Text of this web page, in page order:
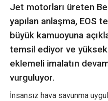
Jet motorları üreten
yapılan anlaşma, EOS
büyük kamuoyuna
temsil ediyor ve
eklemeli imalatın
vurguluyor.
İnsansız hava savunma